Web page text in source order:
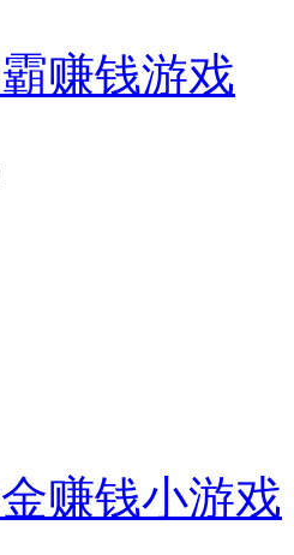
赚钱游戏
赚钱小游戏